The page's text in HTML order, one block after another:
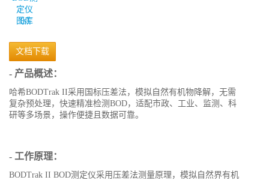
图库
文档下载
- 产品概述：
哈希BODTrak II采用国标压差法，模拟自然有机物降解，无需
复杂预处理，快速精准检测BOD，适配市政、工业、监测、科
研等多场景，操作便捷且数据可靠。
- 工作原理：
BODTrak II BOD测定仪采用压差法测量原理，模拟自然界有机